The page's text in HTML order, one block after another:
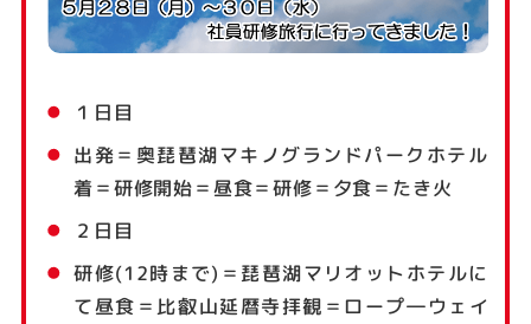
１日目
出発＝奥琵琶湖マキノグランドパークホテル
着＝研修開始＝昼食＝研修＝夕食＝たき火
２日目
研修(12時まで)＝琵琶湖マリオットホテルに
て昼食＝比叡山延暦寺拝観＝ロープ―ウェイ